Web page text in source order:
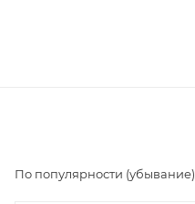
По популярности (убывание)